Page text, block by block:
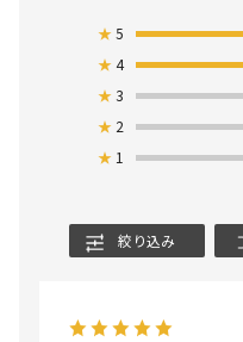
★5
★4
★3
★ 2
★ 1
絞り込み